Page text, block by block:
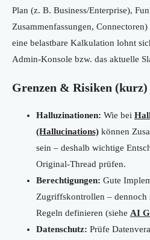
Plan (z. B. Business/Enterprise),
Zusammenfassungen,
eine belastbare Kalkulation lohnt
Admin-Konsole bzw. das aktuelle
Grenzen & Risiken (kurz)
Halluzinationen: Wie bei
(Hallucinations) können
sein – deshalb wichtige
Original-Thread prüfen.
Berechtigungen: Gute
Zugriffskontrollen – dennoch
Regeln definieren (siehe AI
Datenschutz: Prüfe